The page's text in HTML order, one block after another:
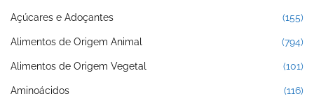
Açúcares e Adoçantes (155)
Alimentos de Origem Animal (794)
Alimentos de Origem Vegetal (101)
Aminoácidos (116)